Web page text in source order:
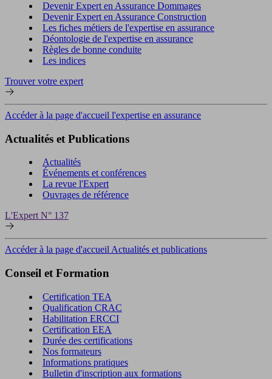
Devenir Expert en Assurance Dommages
Devenir Expert en Assurance Construction
Les fiches métiers de l'expertise en assurance
Déontologie de l'expertise en assurance
Règles de bonne conduite
Les indices
Trouver votre expert
Accéder à la page d'accueil l'expertise en assurance
Actualités et Publications
Actualités
Événements et conférences
La revue l'Expert
Ouvrages de référence
L'Expert N° 137
Accéder à la page d'accueil Actualités et publications
Conseil et Formation
Certification TEA
Qualification CRAC
Habilitation ERCCI
Certification EEA
Durée des certifications
Nos formateurs
Informations pratiques
Bulletin d'inscription aux formations